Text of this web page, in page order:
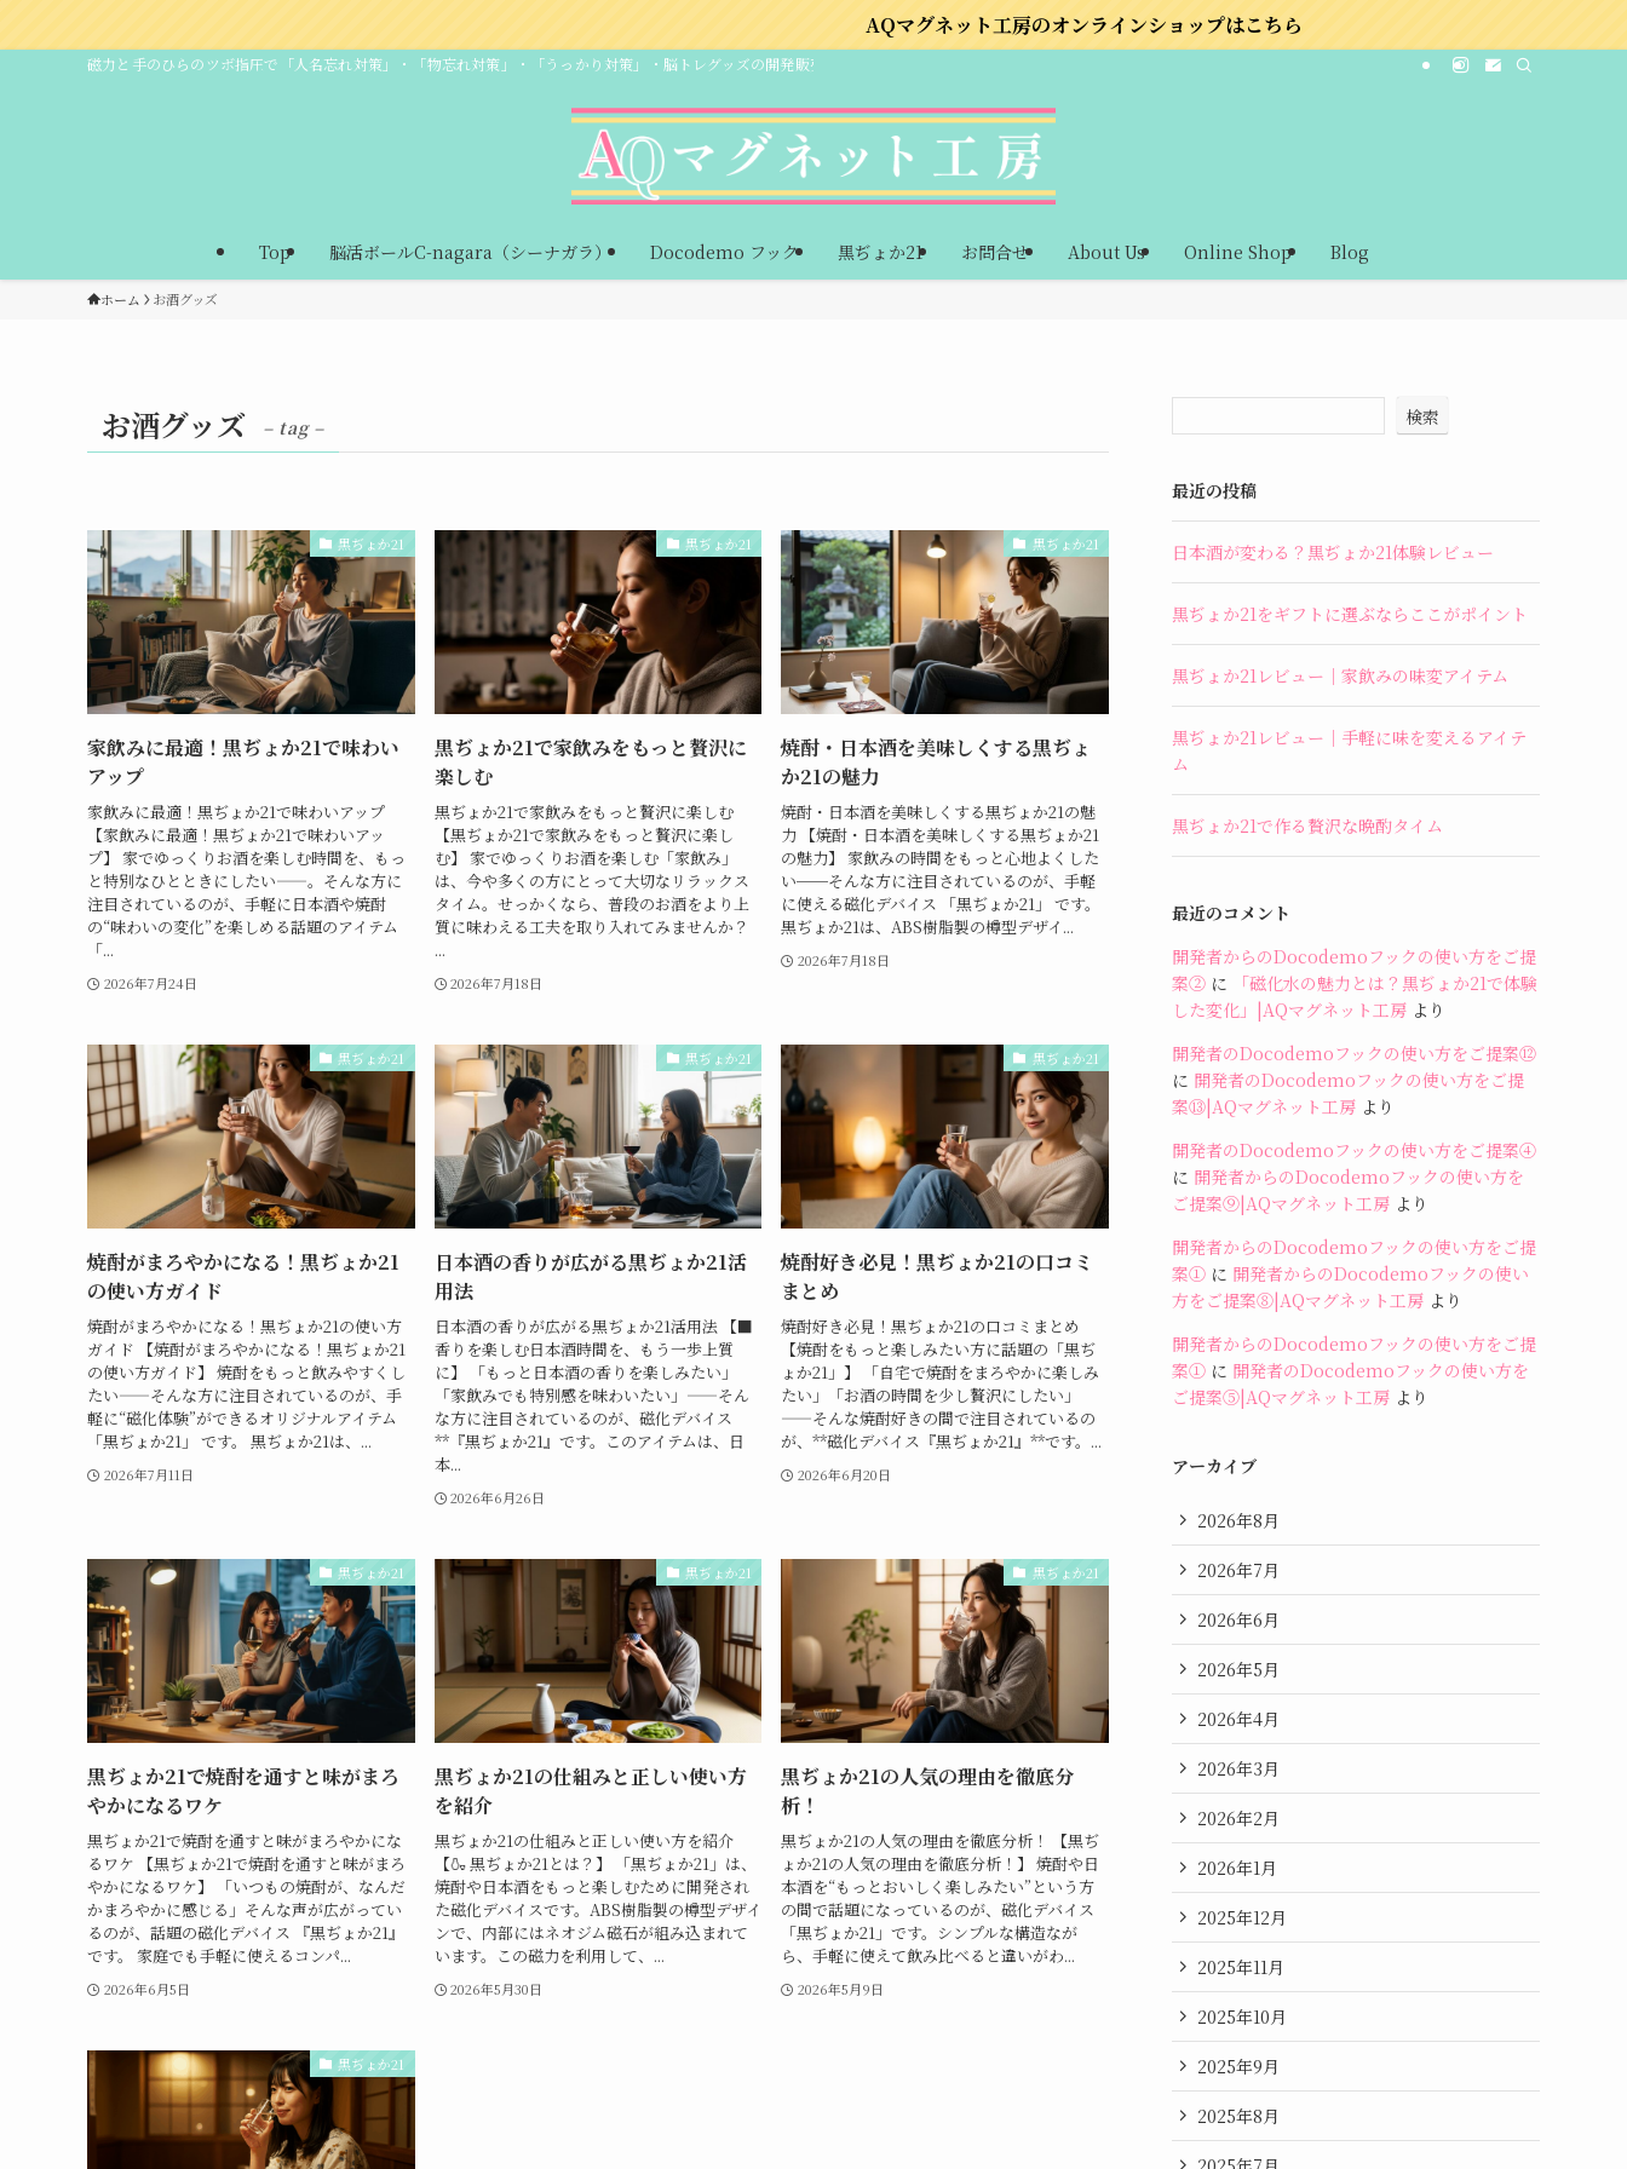
AQマグネット工房のオンラインショップはこちら
磁力と手のひらのツボ指圧で「人名忘れ対策」・「物忘れ対策」・「うっかり対策」・脳トレグッズの開発販売
Top 脳活ボールC-nagara（シーナガラ） Docodemo フック 黒ぢょか21 お問合せ About Us Online Shop Blog
ホーム お酒グッズ
お酒グッズ – tag –
黒ぢょか21
家飲みに最適！黒ぢょか21で味わい
アップ
家飲みに最適！黒ぢょか21で味わいアップ
【家飲みに最適！黒ぢょか21で味わいアッ
プ】 家でゆっくりお酒を楽しむ時間を、もっ
と特別なひとときにしたい——。そんな方に
注目されているのが、手軽に日本酒や焼酎
の“味わいの変化”を楽しめる話題のアイテム
「...
2026年7月24日
黒ぢょか21
黒ぢょか21で家飲みをもっと贅沢に
楽しむ
黒ぢょか21で家飲みをもっと贅沢に楽しむ
【黒ぢょか21で家飲みをもっと贅沢に楽し
む】 家でゆっくりお酒を楽しむ「家飲み」
は、今や多くの方にとって大切なリラックス
タイム。せっかくなら、普段のお酒をより上
質に味わえる工夫を取り入れてみませんか？
...
2026年7月18日
黒ぢょか21
焼酎・日本酒を美味しくする黒ぢょ
か21の魅力
焼酎・日本酒を美味しくする黒ぢょか21の魅
力 【焼酎・日本酒を美味しくする黒ぢょか21
の魅力】 家飲みの時間をもっと心地よくした
い──そんな方に注目されているのが、手軽
に使える磁化デバイス 「黒ぢょか21」 です。
黒ぢょか21は、ABS樹脂製の樽型デザイ...
2026年7月18日
黒ぢょか21
焼酎がまろやかになる！黒ぢょか21
の使い方ガイド
焼酎がまろやかになる！黒ぢょか21の使い方
ガイド 【焼酎がまろやかになる！黒ぢょか21
の使い方ガイド】 焼酎をもっと飲みやすくし
たい——そんな方に注目されているのが、手
軽に“磁化体験”ができるオリジナルアイテム
「黒ぢょか21」 です。 黒ぢょか21は、...
2026年7月11日
黒ぢょか21
日本酒の香りが広がる黒ぢょか21活
用法
日本酒の香りが広がる黒ぢょか21活用法 【■
香りを楽しむ日本酒時間を、もう一歩上質
に】 「もっと日本酒の香りを楽しみたい」
「家飲みでも特別感を味わいたい」——そん
な方に注目されているのが、磁化デバイス
**『黒ぢょか21』です。このアイテムは、日
本...
2026年6月26日
黒ぢょか21
焼酎好き必見！黒ぢょか21の口コミ
まとめ
焼酎好き必見！黒ぢょか21の口コミまとめ
【焼酎をもっと楽しみたい方に話題の「黒ぢ
ょか21」】 「自宅で焼酎をまろやかに楽しみ
たい」「お酒の時間を少し贅沢にしたい」
——そんな焼酎好きの間で注目されているの
が、**磁化デバイス『黒ぢょか21』**です。...
2026年6月20日
黒ぢょか21
黒ぢょか21で焼酎を通すと味がまろ
やかになるワケ
黒ぢょか21で焼酎を通すと味がまろやかにな
るワケ 【黒ぢょか21で焼酎を通すと味がまろ
やかになるワケ】 「いつもの焼酎が、なんだ
かまろやかに感じる」そんな声が広がってい
るのが、話題の磁化デバイス 『黒ぢょか21』
です。 家庭でも手軽に使えるコンパ...
2026年6月5日
黒ぢょか21
黒ぢょか21の仕組みと正しい使い方
を紹介
黒ぢょか21の仕組みと正しい使い方を紹介
【🍶 黒ぢょか21とは？】 「黒ぢょか21」は、
焼酎や日本酒をもっと楽しむために開発され
た磁化デバイスです。ABS樹脂製の樽型デザイ
ンで、内部にはネオジム磁石が組み込まれて
います。この磁力を利用して、...
2026年5月30日
黒ぢょか21
黒ぢょか21の人気の理由を徹底分
析！
黒ぢょか21の人気の理由を徹底分析！ 【黒ぢ
ょか21の人気の理由を徹底分析！】 焼酎や日
本酒を“もっとおいしく楽しみたい”という方
の間で話題になっているのが、磁化デバイス
「黒ぢょか21」です。シンプルな構造なが
ら、手軽に使えて飲み比べると違いがわ...
2026年5月9日
黒ぢょか21
検索
最近の投稿
日本酒が変わる？黒ぢょか21体験レビュー
黒ぢょか21をギフトに選ぶならここがポイント
黒ぢょか21レビュー｜家飲みの味変アイテム
黒ぢょか21レビュー｜手軽に味を変えるアイテ
ム
黒ぢょか21で作る贅沢な晩酌タイム
最近のコメント
開発者からのDocodemoフックの使い方をご提
案② に
「磁化水の魅力とは？黒ぢょか21で体験
した変化」|AQマグネット工房 より
開発者のDocodemoフックの使い方をご提案⑫
に 開発者のDocodemoフックの使い方をご提
案⑬|AQマグネット工房 より
開発者のDocodemoフックの使い方をご提案④
に 開発者からのDocodemoフックの使い方を
ご提案⑨|AQマグネット工房 より
開発者からのDocodemoフックの使い方をご提
案① に 開発者からのDocodemoフックの使い
方をご提案⑧|AQマグネット工房 より
開発者からのDocodemoフックの使い方をご提
案① に 開発者のDocodemoフックの使い方を
ご提案⑤|AQマグネット工房 より
アーカイブ
2026年8月
2026年7月
2026年6月
2026年5月
2026年4月
2026年3月
2026年2月
2026年1月
2025年12月
2025年11月
2025年10月
2025年9月
2025年8月